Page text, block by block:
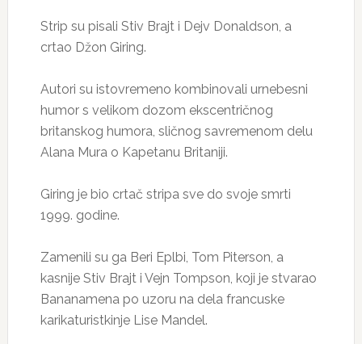
Strip su pisali Stiv Brajt i Dejv Donaldson, a
crtao Džon Giring.
Autori su istovremeno kombinovali urnebesni
humor s velikom dozom ekscentričnog
britanskog humora, sličnog savremenom delu
Alana Mura o Kapetanu Britaniji.
Giring je bio crtač stripa sve do svoje smrti
1999. godine.
Zamenili su ga Beri Eplbi, Tom Piterson, a
kasnije Stiv Brajt i Vejn Tompson, koji je stvarao
Bananamena po uzoru na dela francuske
karikaturistkinje Lise Mandel.